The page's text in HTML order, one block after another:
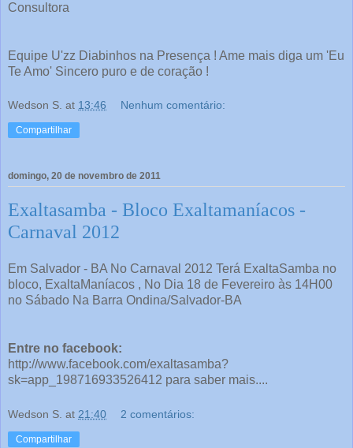
Consultora
Equipe U'zz Diabinhos na Presença ! Ame mais diga um 'Eu
Te Amo' Sincero puro e de coração !
Wedson S. at 13:46 Nenhum comentário:
Compartilhar
domingo, 20 de novembro de 2011
Exaltasamba - Bloco Exaltamaníacos -
Carnaval 2012
Em Salvador - BA No Carnaval 2012 Terá ExaltaSamba no
bloco, ExaltaManíacos , No Dia 18 de Fevereiro às 14H00
no Sábado Na Barra Ondina/Salvador-BA
Entre no facebook:
http://www.facebook.com/exaltasamba?
sk=app_198716933526412 para saber mais....
Wedson S. at 21:40 2 comentários:
Compartilhar